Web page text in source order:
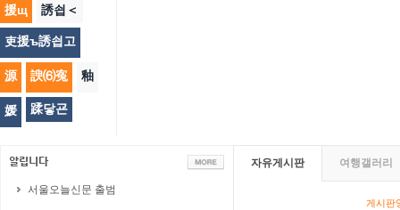
援щ 誘쇱＜
吏援ъ誘쇱고
源 諛⑹寃 釉
媛 蹂닿굔
서울오늘신문 출범
자유게시판 여행갤러리
게시판